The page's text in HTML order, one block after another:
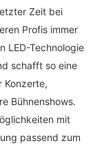
Zeit bei
Profis immer
LED-Technologie
schafft so eine
Konzerte,
Bühnenshows.
mit
passend zum